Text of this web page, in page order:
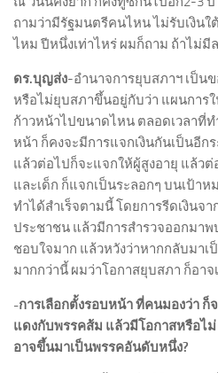
ถามว่ามีรัฐมนตรีคนไหน ไม่รับเงิน
ไหม ปีหนึ่งเท่าไหร่ ผมก็ถาม ถ้าไม่มี
ดร.บุญส่ง-อำนาจการยุบสภาฯ เป็น
หรือไม่ยุบสภาขึ้นอยู่กับว่า แผนการ
ก้าวหน้าไปขนาดไหน ตลอดเวลาที่ท
หน้า ก็คงจะมีการแจกเงินกันเป็นอีก
แล้วต่อไปก็จะแจกให้ผู้สูงอายุ แล้ว
และเด็ก ก็แจกเป็นระลอกๆ บนเป้าห
ทำได้สำเร็จตามนี้ โดยการรีดเงินจ
ประชาชน แล้วมีการสำรวจออกมา
ชอบใจมาก แล้วหวังว่าหากกลับมาเ
มากกว่านี้ ผมว่าโอกาสยุบสภา ก็อา
-การเลือกตั้งรอบหน้า ที่คนมองว่า
แดงกับพรรคส้ม แล้วมีโอกาสหรือไ
อาจขึ้นมาเป็นพรรคอันดับหนึ่ง?